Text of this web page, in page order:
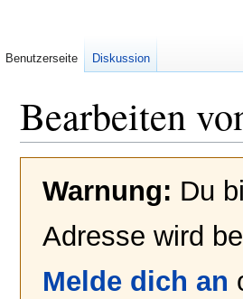
Bearbeiten
Navigation
SucheWarnung: Du
Adresse wird
Melde dich an
Benutzerseite Diskussion